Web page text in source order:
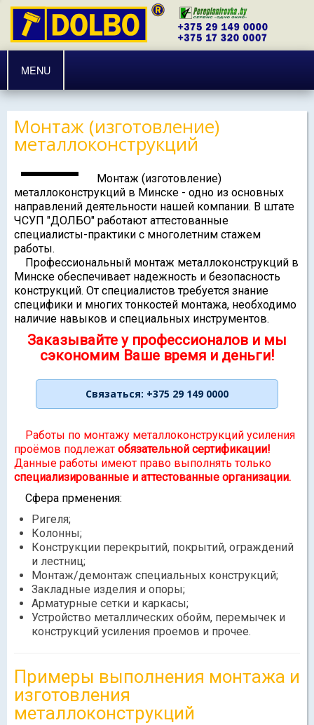
MENU
Монтаж (изготовление)
металлоконструкций
Монтаж (изготовление)
металлоконструкций в Минске - одно из основных
направлений деятельности нашей компании. В штате
ЧСУП "ДОЛБО" работают аттестованные
специалисты-практики с многолетним стажем
работы.
Профессиональный монтаж металлоконструкций в
Минске обеспечивает надежность и безопасность
конструкций. От специалистов требуется знание
специфики и многих тонкостей монтажа, необходимо
наличие навыков и специальных инструментов.
Заказывайте у профессионалов и мы
сэкономим Ваше время и деньги!
Работы по монтажу металлоконструкций усиления
проёмов подлежат обязательной сертификации!
Данные работы имеют право выполнять только
специализированные и аттестованные организации.
Сфера прменения:
Ригеля;
Колонны;
Конструкции перекрытий, покрытий, ограждений
и лестниц;
Монтаж/демонтаж специальных конструкций;
Закладные изделия и опоры;
Арматурные сетки и каркасы;
Устройство металлических обойм, перемычек и
конструкций усиления проемов и прочее.
Примеры выполнения монтажа и
изготовления
металлоконструкций